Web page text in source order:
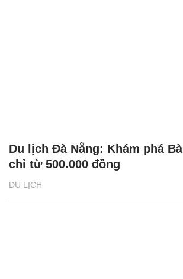
DU LỊCH
Du lịch Đà Nẵng: Khám phá
chỉ từ 500.000 đồng